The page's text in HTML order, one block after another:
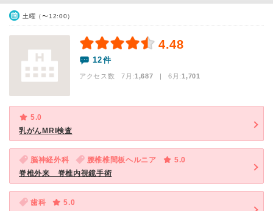
土曜（〜12:00）
4.48
12件
アクセス数 7月:1,687 | 6月:1,701
5.0
乳がんMRI検査
脳神経外科 腰椎椎間板ヘルニア
5.0
脊椎外来 脊椎内視鏡手術
歯科
5.0